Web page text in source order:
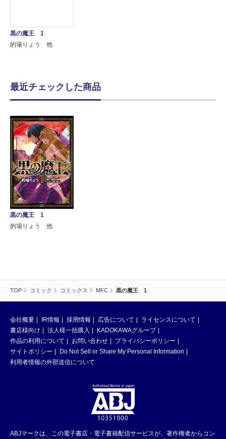
TOP コミック コミックス MFC 黒の魔王 1
黒の魔王 1
的場りょう 他
最近チェックした商品
黒の魔王 1
的場りょう 他
会社概要 IR情報 採用情報 広告について
ライセンスについて
書店様向け
法人様一括購入
KADOKAWAグループ
作品の利用について
お問い合わせ
プライバシーポリシー
サイトポリシー
Do Not Sell or Share My Personal Information
利用者情報の外部送信について
ABJマークは、この電子書店・電子書籍配信サービスが、著作権者からコン